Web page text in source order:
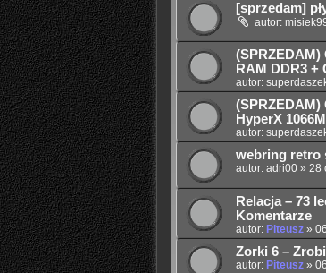
[sprzedam]
autor:
(SPRZEDAM)
RAM DDR3 +
autor:
(SPRZEDAM)
HyperX
autor:
webring retro
autor: adri00 » 28
Relacja – 73
Komentarze
autor: Piteusz »
Zorki 6 –
autor: Piteusz »